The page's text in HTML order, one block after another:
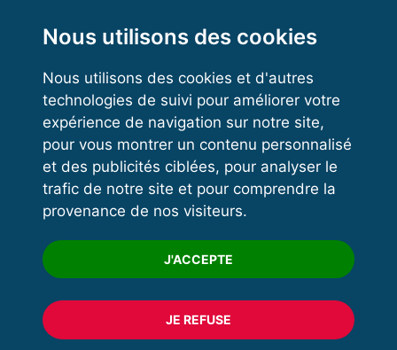
Nous utilisons des cookies
Nous utilisons des cookies et d'autres
technologies de suivi pour améliorer votre
expérience de navigation sur notre site,
pour vous montrer un contenu personnalisé
et des publicités ciblées, pour analyser le
trafic de notre site et pour comprendre la
provenance de nos visiteurs.
J'ACCEPTE
JE REFUSE
Kettlebell
VOS ESPACES
Espace dirigeant
Espace licencié
Trouver un club
Formation
© 2020 FFFORCE Tous droits réservés